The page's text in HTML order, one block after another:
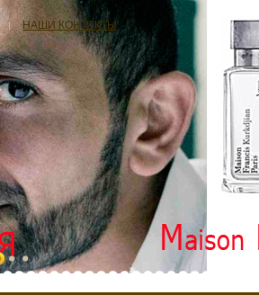
НАШИ КОНТАКТЫ